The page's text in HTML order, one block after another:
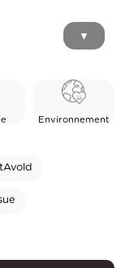
▼
Environnement